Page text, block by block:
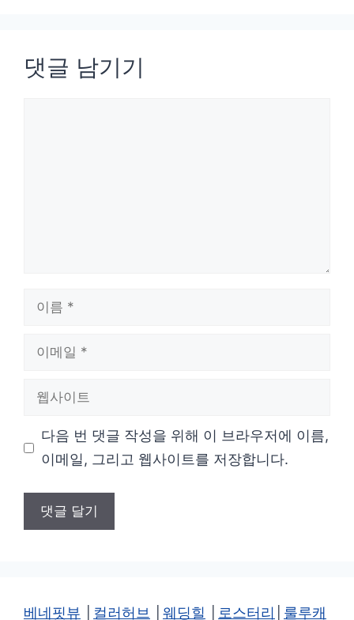
댓글 남기기
다음 번 댓글 작성을 위해 이 브라우저에 이름,
이메일, 그리고 웹사이트를 저장합니다.
베네핏뷰 컬러허브 웨딩힐 로스터리 룰루캐